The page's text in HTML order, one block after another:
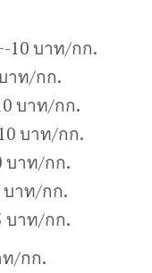
10 บาท/กก.
าท/กก.
บาท/กก.
บาท/กก.
บาท/กก.
บาท/กก.
บาท/กก.
ท/กก.